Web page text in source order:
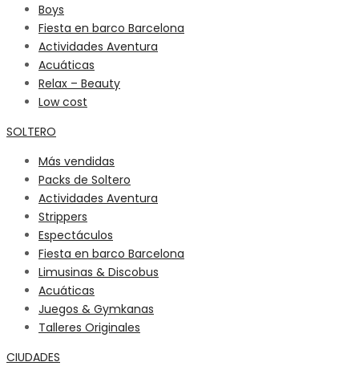
Boys
Fiesta en barco Barcelona
Actividades Aventura
Acuáticas
Relax – Beauty
Low cost
SOLTERO
Más vendidas
Packs de Soltero
Actividades Aventura
Strippers
Espectáculos
Fiesta en barco Barcelona
Limusinas & Discobus
Acuáticas
Juegos & Gymkanas
Talleres Originales
CIUDADES